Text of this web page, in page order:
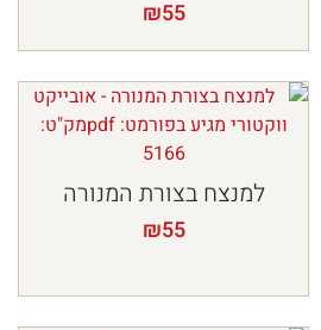
₪55
למנצח בצורת המנורה
₪55